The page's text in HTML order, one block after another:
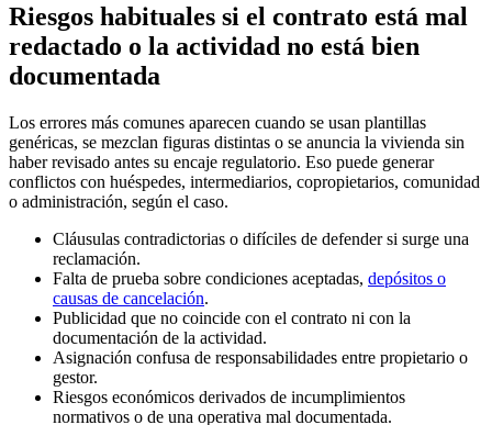
Riesgos habituales si el contrato está mal
redactado o la actividad no está bien
documentada
Los errores más comunes aparecen cuando se usan plantillas
genéricas, se mezclan figuras distintas o se anuncia la vivienda sin
haber revisado antes su encaje regulatorio. Eso puede generar
conflictos con huéspedes, intermediarios, copropietarios, comunidad
o administración, según el caso.
Cláusulas contradictorias o difíciles de defender si surge una
reclamación.
Falta de prueba sobre condiciones aceptadas, depósitos o
causas de cancelación.
Publicidad que no coincide con el contrato ni con la
documentación de la actividad.
Asignación confusa de responsabilidades entre propietario o
gestor.
Riesgos económicos derivados de incumplimientos
normativos o de una operativa mal documentada.